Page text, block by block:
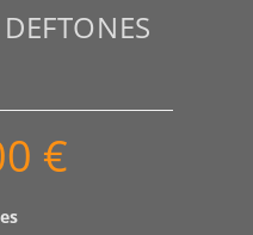
stranice
€